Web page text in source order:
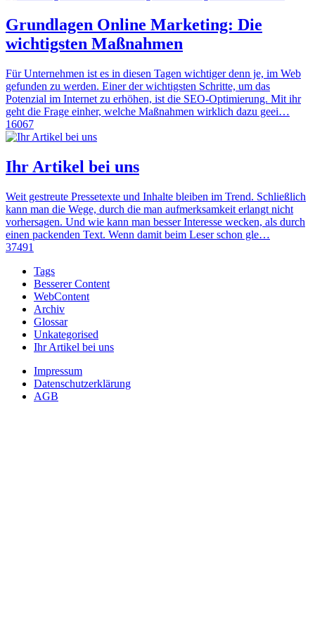
Grundlagen Online Marketing: Die
wichtigsten Maßnahmen
Für Unternehmen ist es in diesen Tagen wichtiger denn je, im Web
gefunden zu werden. Einer der wichtigsten Schritte, um das
Potenzial im Internet zu erhöhen, ist die SEO-Optimierung. Mit ihr
geht die Frage einher, welche Maßnahmen wirklich dazu geei…
16067
Ihr Artikel bei uns
Weit gestreute Pressetexte und Inhalte bleiben im Trend. Schließlich
kann man die Wege, durch die man aufmerksamkeit erlangt nicht
vorhersagen. Und wie kann man besser Interesse wecken, als durch
einen packenden Text. Wenn damit beim Leser schon gle…
37491
Tags
Besserer Content
WebContent
Archiv
Glossar
Unkategorised
Ihr Artikel bei uns
Impressum
Datenschutzerklärung
AGB